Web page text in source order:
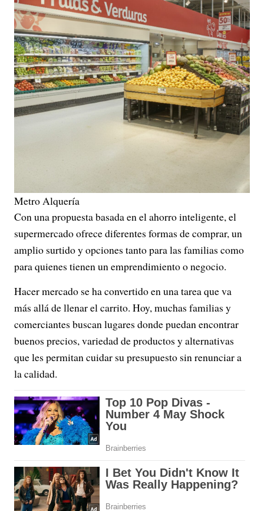
Metro Alquería
Con una propuesta basada en el ahorro inteligente, el
supermercado ofrece diferentes formas de comprar, un
amplio surtido y opciones tanto para las familias como
para quienes tienen un emprendimiento o negocio.
Hacer mercado se ha convertido en una tarea que va
más allá de llenar el carrito. Hoy, muchas familias y
comerciantes buscan lugares donde puedan encontrar
buenos precios, variedad de productos y alternativas
que les permitan cuidar su presupuesto sin renunciar a
la calidad.